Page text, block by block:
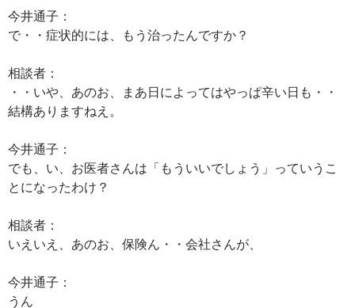
今井通子：
で・・症状的には、もう治ったんですか？
相談者：
・・いや、あのお、まあ日によってはやっぱ辛い日も・・
結構ありますねえ。
今井通子：
でも、い、お医者さんは「もういいでしょう」っていうこ
とになったわけ？
相談者：
いえいえ、あのお、保険ん・・会社さんが、
今井通子：
うん